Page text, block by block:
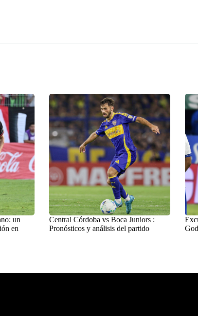
un
en
Central Córdoba vs Boca Juniors :
Pronósticos y análisis del partido